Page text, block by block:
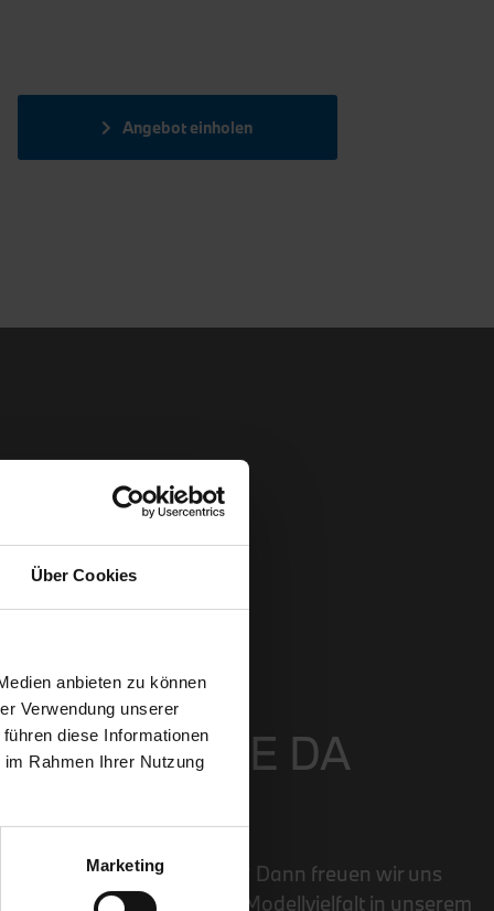
Über Cookies
anbieten zu können
Verwendung unserer
diese Informationen
Rahmen Ihrer Nutzung
Marketing
Angebot einholen
FÜR SIE DA
einen Beratungstermin? Dann freuen wir uns
Erleben Sie unsere Modellvielfalt in unserem